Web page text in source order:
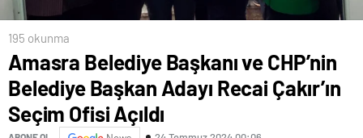
195 okunma
Amasra Belediye Başkanı ve CHP’nin
Belediye Başkan Adayı Recai Çakır’ın
Seçim Ofisi Açıldı